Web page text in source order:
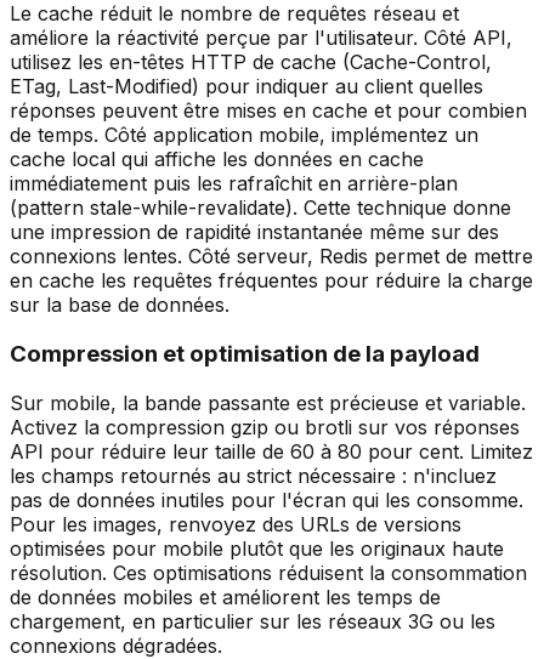
Le cache réduit le nombre de requêtes réseau et
améliore la réactivité perçue par l'utilisateur. Côté API,
utilisez les en-têtes HTTP de cache (Cache-Control,
ETag, Last-Modified) pour indiquer au client quelles
réponses peuvent être mises en cache et pour combien
de temps. Côté application mobile, implémentez un
cache local qui affiche les données en cache
immédiatement puis les rafraîchit en arrière-plan
(pattern stale-while-revalidate). Cette technique donne
une impression de rapidité instantanée même sur des
connexions lentes. Côté serveur, Redis permet de mettre
en cache les requêtes fréquentes pour réduire la charge
sur la base de données.
Compression et optimisation de la payload
Sur mobile, la bande passante est précieuse et variable.
Activez la compression gzip ou brotli sur vos réponses
API pour réduire leur taille de 60 à 80 pour cent. Limitez
les champs retournés au strict nécessaire : n'incluez
pas de données inutiles pour l'écran qui les consomme.
Pour les images, renvoyez des URLs de versions
optimisées pour mobile plutôt que les originaux haute
résolution. Ces optimisations réduisent la consommation
de données mobiles et améliorent les temps de
chargement, en particulier sur les réseaux 3G ou les
connexions dégradées.